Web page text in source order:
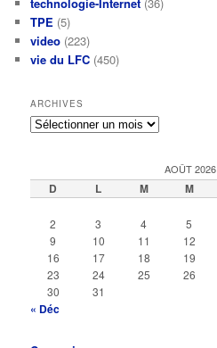
TPE (5)
video (223)
vie du LFC (450)
ARCHIVES
Archives
AOÛT 2026
D L M M
2
3 4 5
9
10 11 12
16
17 18 19
23
24 25 26
30
31
« Déc